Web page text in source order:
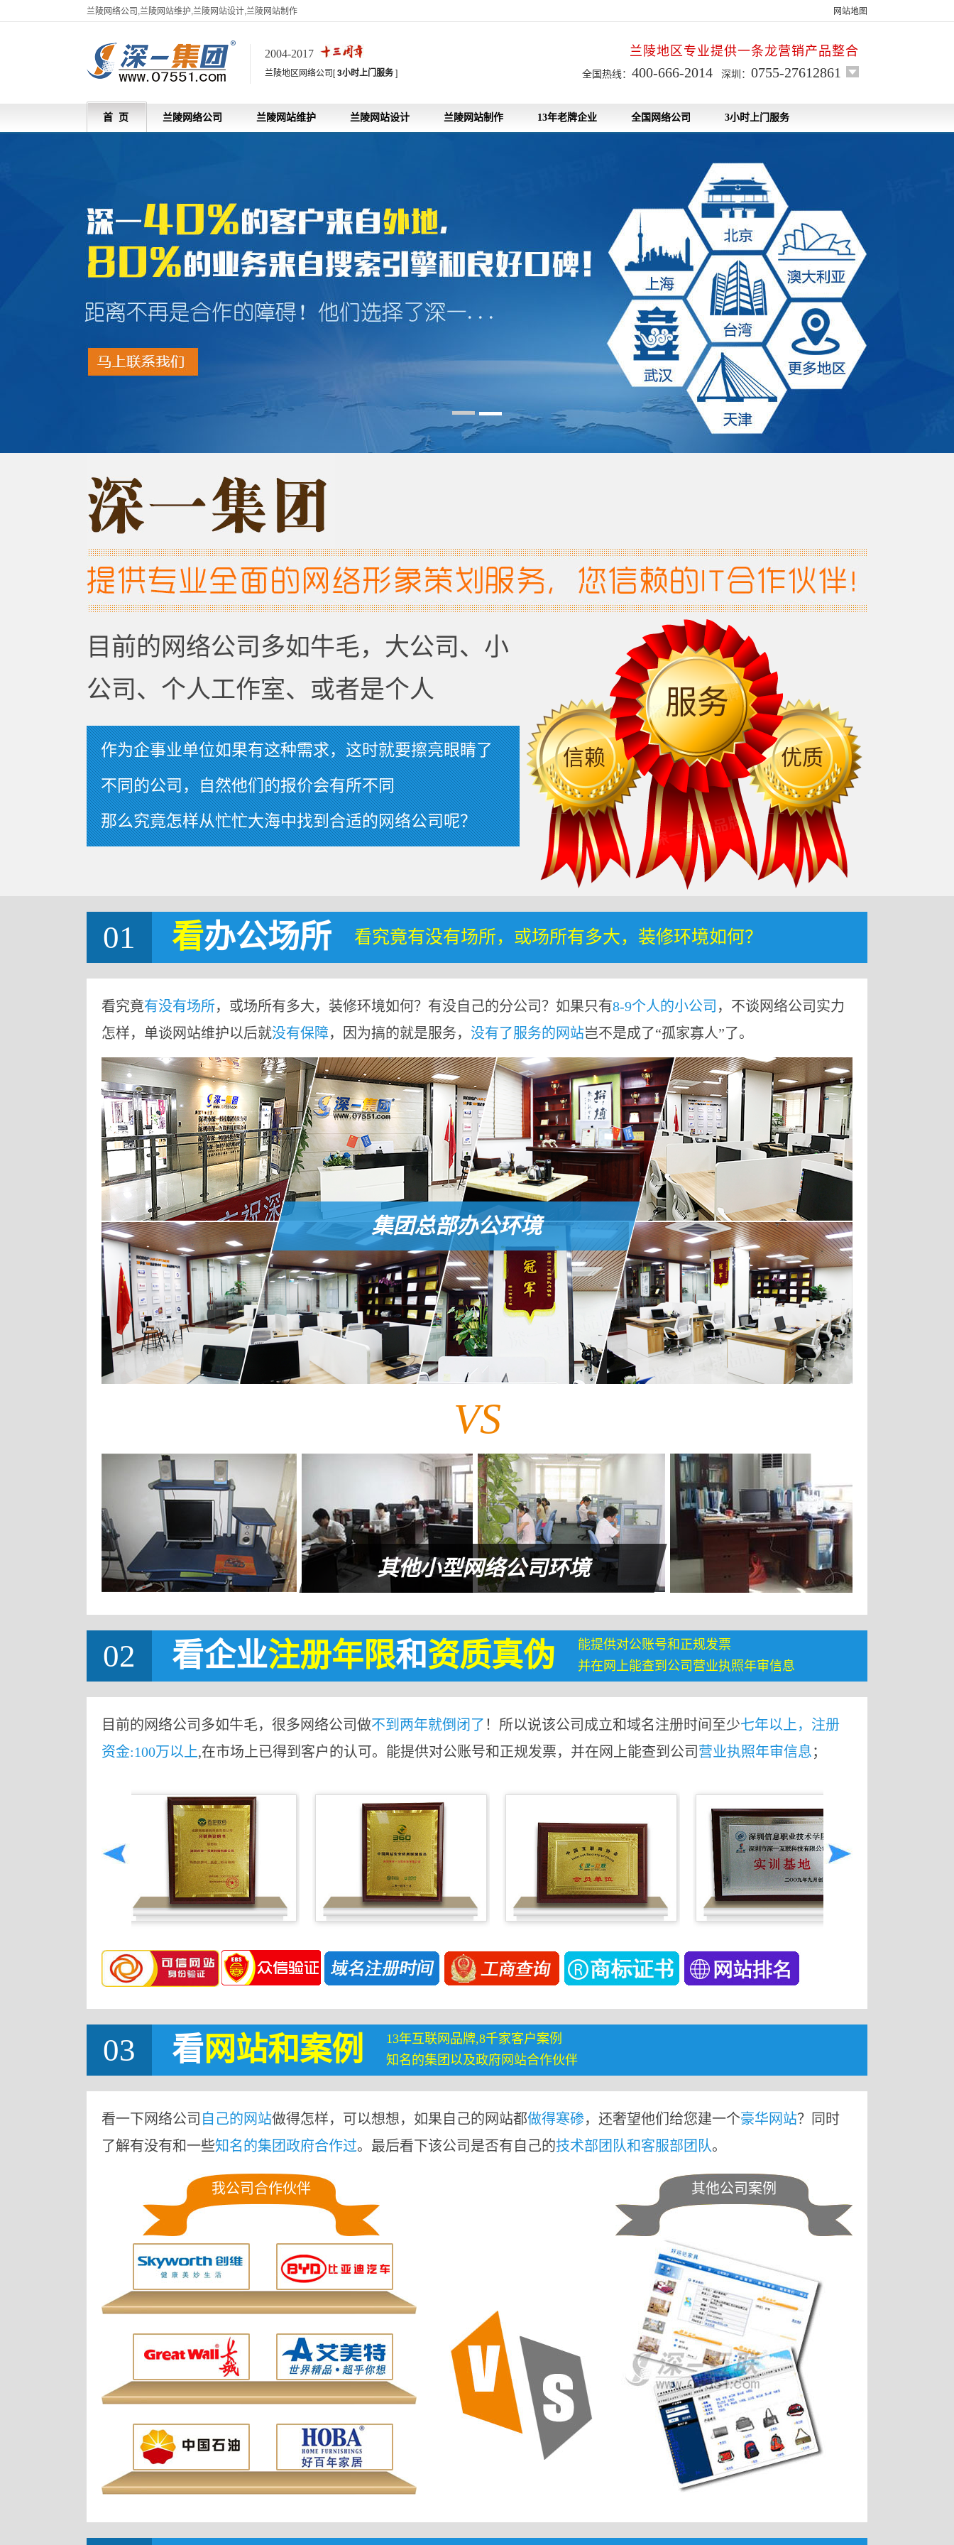
兰陵网络公司,兰陵网站维护,兰陵网站设计,兰陵网站制作 网站地图
2004-2017
兰陵地区网络公司[3小时上门服务]
兰陵地区专业提供一条龙营销产品整合
全国热线： 400-666-2014 深圳： 0755-27612861
首 页 兰陵网络公司 兰陵网站维护 兰陵网站设计 兰陵网站制作 13年老牌企业 全国网络公司 3小时上门服务
目前的网络公司多如牛毛，大公司、小
公司、个人工作室、或者是个人
作为企事业单位如果有这种需求，这时就要擦亮眼睛了
不同的公司，自然他们的报价会有所不同
那么究竟怎样从忙忙大海中找到合适的网络公司呢？
信赖
服务
优质
01 看办公场所 看究竟有没有场所，或场所有多大，装修环境如何？
看究竟有没有场所，或场所有多大，装修环境如何？有没自己的分公司？如果只有8-9个人的小公司 ，不谈网络公司实力
怎样，单谈网站维护以后就没有保障，因为搞的就是服务， 没有了服务的网站岂不是成了“孤家寡人”了。
集团总部办公环境
VS
其他小型网络公司环境
02 看企业注册年限和资质真伪
能提供对公账号和正规发票
并在网上能查到公司营业执照年审信息
目前的网络公司多如牛毛，很多网络公司做不到两年就倒闭了 ！所以说该公司成立和域名注册时间至少七年以上，注册
资金:100万以上,在市场上已得到客户的认可。能提供对公账号和正规发票，并在网上能查到公司 营业执照年审信息；
03 看网站和案例
13年互联网品牌,8千家客户案例
知名的集团以及政府网站合作伙伴
看一下网络公司 自己的网站做得怎样，可以想想，如果自己的网站都做得寒碜，还奢望他们给您建一个豪华网站？同时
了解有没有和一些知名的集团政府合作过。最后看下该公司是否有自己的技术部团队和客服部团队。
我公司合作伙伴 其他公司案例